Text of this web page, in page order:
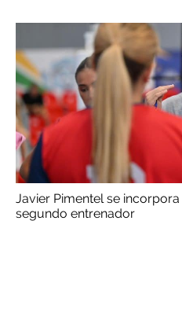
Javier Pimentel se
segundo entrenador